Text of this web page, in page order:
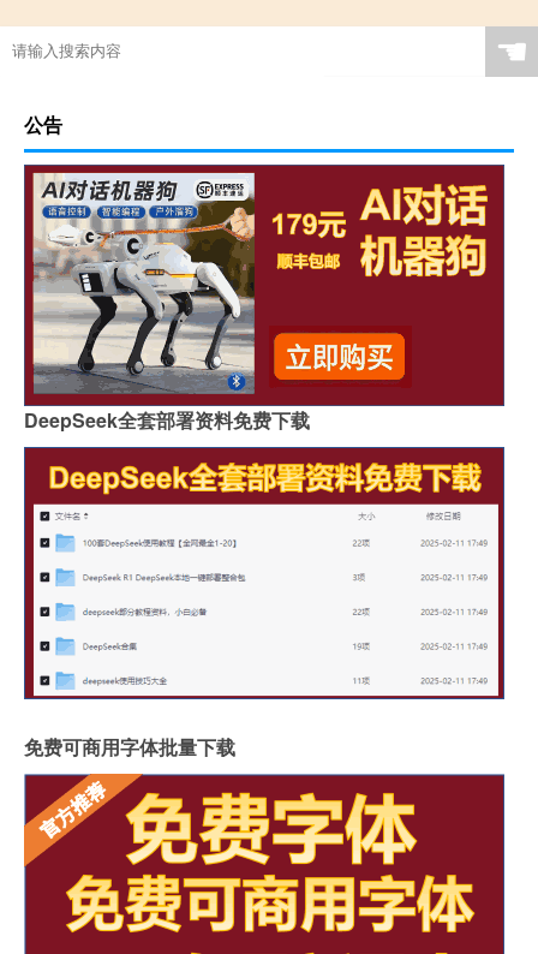
☚
公告
DeepSeek全套部署资料免费下载
免费可商用字体批量下载